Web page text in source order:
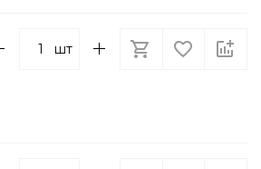
шт